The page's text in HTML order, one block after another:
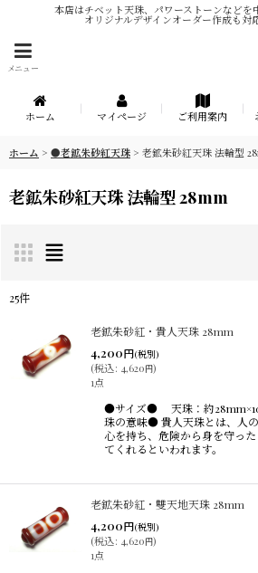
本店はチベット天珠、パワーストーンなどを
オリジナルデザインオーダー作成も対
メニュー
ホーム マイページ ご利用案内
ホーム > ●老鉱朱砂紅天珠 > 老鉱朱砂紅天珠 法輪型
老鉱朱砂紅天珠 法輪型 28mm
在庫あり
25件
老鉱朱砂紅・貴人天珠 28mm
4,200円(税別)
(税込: 4,620円)
1点
●サイズ● 天珠：約
珠の意味● 貴人天珠とは、人
心を持ち、危険から身を守っ
てくれるといわれます。
老鉱朱砂紅・雙天地天珠 28mm
4,200円(税別)
(税込: 4,620円)
1点